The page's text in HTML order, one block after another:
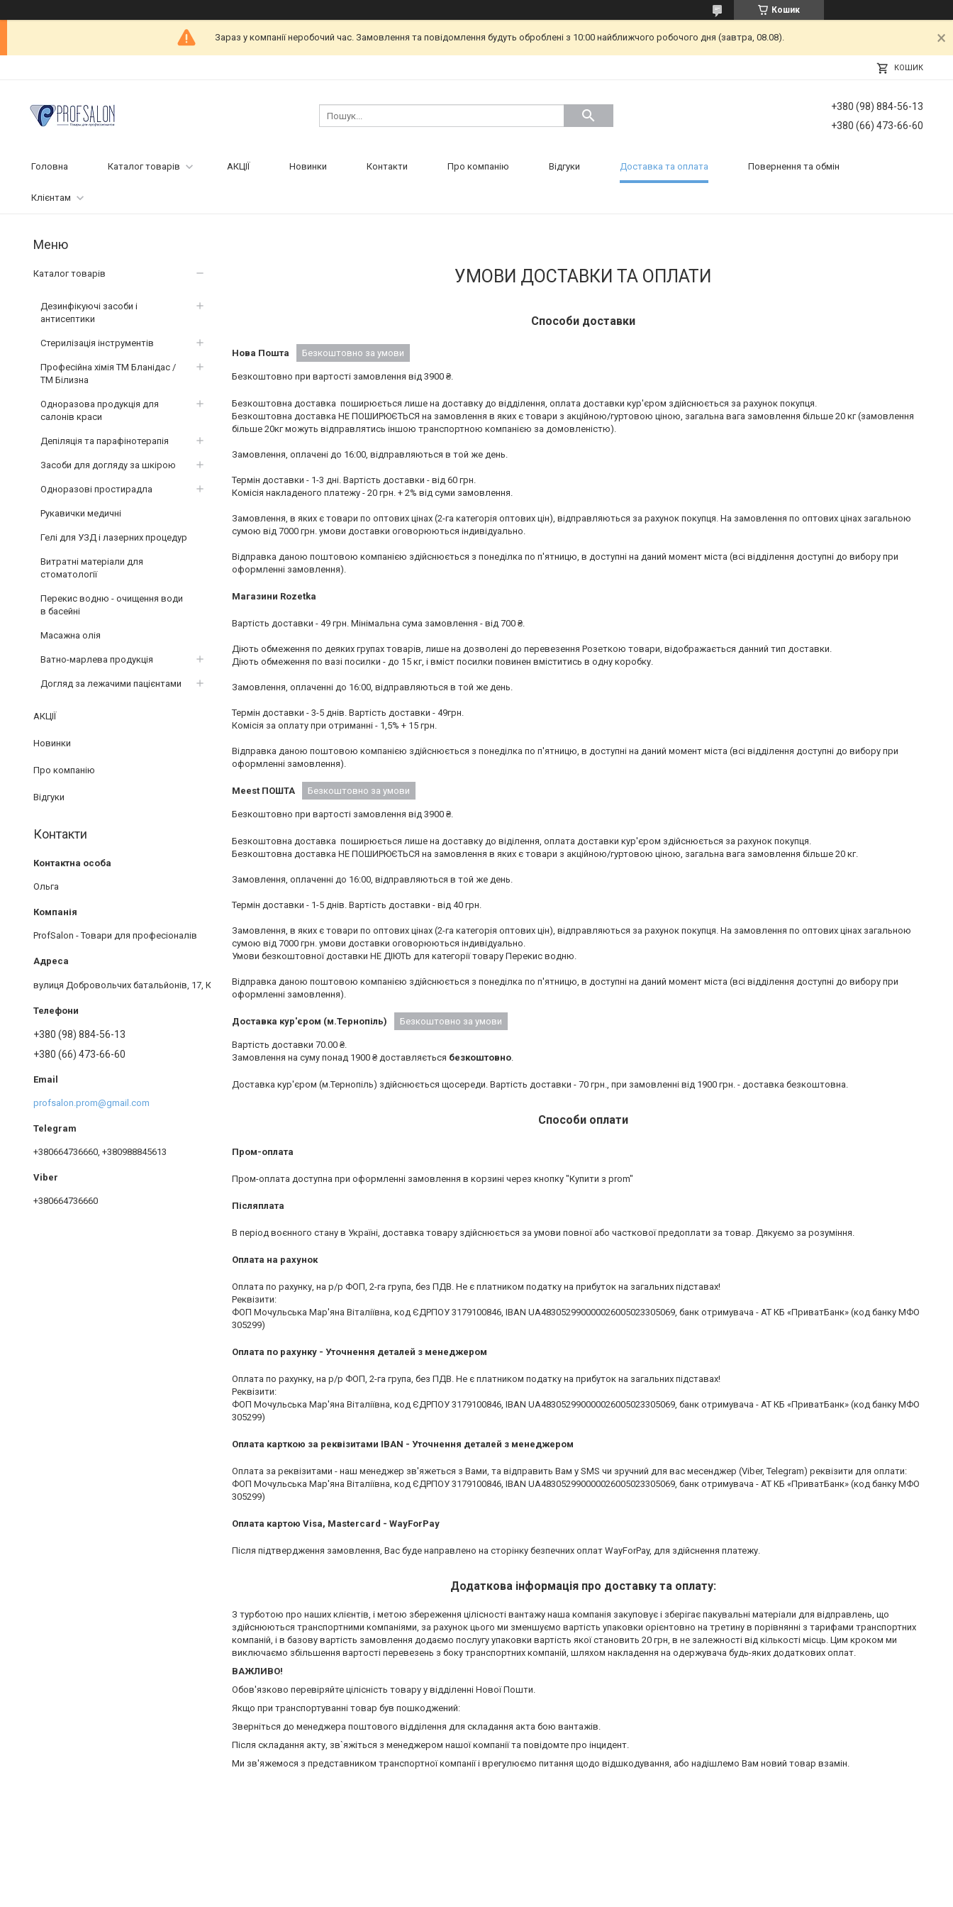
Кошик
Зараз у компанії неробочий час. Замовлення та повідомлення будуть оброблені з 10:00 найближчого робочого дня (завтра, 08.08).
КОШИК
+380 (98) 884-56-13
+380 (66) 473-66-60
Головна Каталог товарів АКЦІЇ Новинки Контакти Про компанію Відгуки Доставка та оплата Повернення та обмін
Клієнтам
УМОВИ ДОСТАВКИ ТА ОПЛАТИ
Способи доставки
Нова Пошта Безкоштовно за умови
Безкоштовно при вартості замовлення від 3900 ₴.
Безкоштовна доставка  поширюється лише на доставку до відділення, оплата доставки кур'єром здійснюється за рахунок покупця.
Безкоштовна доставка НЕ ПОШИРЮЄТЬСЯ на замовлення в яких є товари з акційною/гуртовою ціною, загальна вага замовлення більше 20 кг (замовлення
більше 20кг можуть відправлятись іншою транспортною компанією за домовленістю).
Замовлення, оплачені до 16:00, відправляються в той же день.
Термін доставки - 1-3 дні. Вартість доставки - від 60 грн.
Комісія накладеного платежу - 20 грн. + 2% від суми замовлення.
Замовлення, в яких є товари по оптових цінах (2-га категорія оптових цін), відправляються за рахунок покупця. На замовлення по оптових цінах загальною
сумою від 7000 грн. умови доставки оговорюються індивідуально.
Відправка даною поштовою компанією здійснюється з понеділка по п'ятницю, в доступні на даний момент міста (всі відділення доступні до вибору при
оформленні замовлення).
Магазини Rozetka
Вартість доставки - 49 грн. Мінімальна сума замовлення - від 700 ₴.
Діють обмеження по деяких групах товарів, лише на дозволені до перевезення Розеткою товари, відображається данний тип доставки.
Діють обмеження по вазі посилки - до 15 кг, і вміст посилки повинен вміститись в одну коробку.
Замовлення, оплаченні до 16:00, відправляються в той же день.
Термін доставки - 3-5 днів. Вартість доставки - 49грн.
Комісія за оплату при отриманні - 1,5% + 15 грн.
Відправка даною поштовою компанією здійснюється з понеділка по п'ятницю, в доступні на даний момент міста (всі відділення доступні до вибору при
оформленні замовлення).
Meest ПОШТА Безкоштовно за умови
Безкоштовно при вартості замовлення від 3900 ₴.
Безкоштовна доставка  поширюється лише на доставку до віділення, оплата доставки кур'єром здійснюється за рахунок покупця.
Безкоштовна доставка НЕ ПОШИРЮЄТЬСЯ на замовлення в яких є товари з акційною/гуртовою ціною, загальна вага замовлення більше 20 кг.
Замовлення, оплаченні до 16:00, відправляються в той же день.
Термін доставки - 1-5 днів. Вартість доставки - від 40 грн.
Замовлення, в яких є товари по оптових цінах (2-га категорія оптових цін), відправляються за рахунок покупця. На замовлення по оптових цінах загальною
сумою від 7000 грн. умови доставки оговорюються індивідуально.
Умови безкоштовної доставки НЕ ДІЮТЬ для категорії товару Перекис водню.
Відправка даною поштовою компанією здійснюється з понеділка по п'ятницю, в доступні на даний момент міста (всі відділення доступні до вибору при
оформленні замовлення).
Доставка кур'єром (м.Тернопіль) Безкоштовно за умови
Вартість доставки 70.00 ₴.
Замовлення на суму понад 1900 ₴ доставляється безкоштовно.
Доставка кур'єром (м.Тернопіль) здійснюється щосереди. Вартість доставки - 70 грн., при замовленні від 1900 грн. - доставка безкоштовна.
Способи оплати
Пром-оплата
Пром-оплата доступна при оформленні замовлення в корзині через кнопку "Купити з prom"
Післяплата
В період воєнного стану в Україні, доставка товару здійснюється за умови повної або часткової предоплати за товар. Дякуємо за розуміння.
Оплата на рахунок
Оплата по рахунку, на р/р ФОП, 2-га група, без ПДВ. Не є платником податку на прибуток на загальних підставах!
Реквізити:
ФОП Мочульська Мар'яна Віталіївна, код ЄДРПОУ 3179100846, IBAN UA483052990000026005023305069, банк отримувача - АТ КБ «ПриватБанк» (код банку МФО
305299)
Оплата по рахунку - Уточнення деталей з менеджером
Оплата по рахунку, на р/р ФОП, 2-га група, без ПДВ. Не є платником податку на прибуток на загальних підставах!
Реквізити:
ФОП Мочульська Мар'яна Віталіївна, код ЄДРПОУ 3179100846, IBAN UA483052990000026005023305069, банк отримувача - АТ КБ «ПриватБанк» (код банку МФО
305299)
Оплата карткою за реквізитами IBAN - Уточнення деталей з менеджером
Оплата за реквізитами - наш менеджер зв'яжеться з Вами, та відправить Вам у SMS чи зручний для вас месенджер (Viber, Telegram) реквізити для оплати:
ФОП Мочульська Мар'яна Віталіївна, код ЄДРПОУ 3179100846, IBAN UA483052990000026005023305069, банк отримувача - АТ КБ «ПриватБанк» (код банку МФО
305299)
Оплата картою Visa, Mastercard - WayForPay
Після підтвердження замовлення, Вас буде направлено на сторінку безпечних оплат WayForPay, для здійснення платежу.
З турботою про наших клієнтів, і метою збереження цілісності вантажу наша компанія закуповує і зберігає пакувальні матеріали для відправлень, що
здійснюються транспортними компаніями, за рахунок цього ми зменшуємо вартість упаковки орієнтовно на третину в порівнянні з тарифами транспортних
компаній, і в базову вартість замовлення додаємо послугу упаковки вартість якої становить 20 грн, в не залежності від кількості місць. Цим кроком ми
виключаємо збільшення вартості перевезень з боку транспортних компаній, шляхом накладення на одержувача будь-яких додаткових оплат.
ВАЖЛИВО!
Обов'язково перевіряйте цілісність товару у відділенні Нової Пошти.
Якщо при транспортуванні товар був пошкоджений:
Зверніться до менеджера поштового відділення для складання акта бою вантажів.
Після складання акту, зв`яжіться з менеджером нашої компанії та повідомте про інцидент.
Ми зв'яжемося з представником транспортної компанії і врегулюємо питання щодо відшкодування, або надішлемо Вам новий товар взамін.
Каталог товарів
Дезинфікуючі засоби і
антисептики
Стерилізація інструментів
Професійна хімія ТМ Бланідас /
ТМ Білизна
Одноразова продукція для
салонів краси
Депіляція та парафінотерапія
Засоби для догляду за шкірою
Одноразові простирадла
Рукавички медичні
Гелі для УЗД і лазерних процедур
Витратні матеріали для
стоматології
Перекис водню - очищення води
в басейні
Масажна олія
Ватно-марлева продукція
Догляд за лежачими пацієнтами
АКЦІЇ
Новинки
Про компанію
Відгуки
Контакти
Ольга
ProfSalon - Товари для професіоналів
вулиця Добровольчих батальйонів, 17, Київ, Україна
+380 (98) 884-56-13
+380 (66) 473-66-60
profsalon.prom@gmail.com
+380664736660, +380988845613
+380664736660